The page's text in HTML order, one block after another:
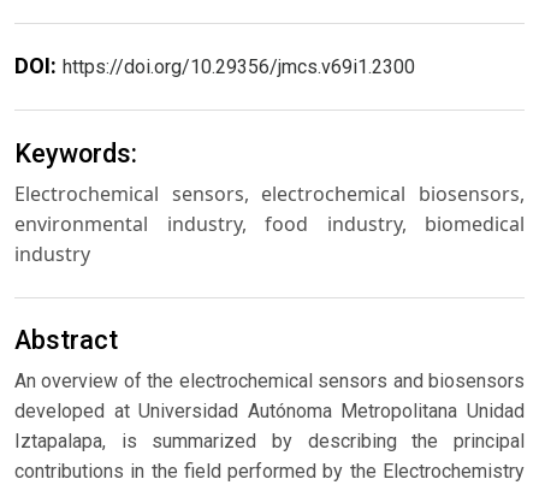
DOI: https://doi.org/10.29356/jmcs.v69i1.2300
Keywords:
Electrochemical sensors, electrochemical biosensors,
environmental industry, food industry, biomedical
industry
Abstract
An overview of the electrochemical sensors and biosensors
developed at Universidad Autónoma Metropolitana Unidad
Iztapalapa, is summarized by describing the principal
contributions in the field performed by the Electrochemistry